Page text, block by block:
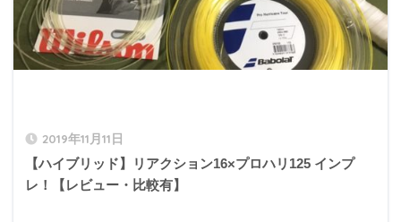
2019年11月11日
【ハイブリッド】リアクション16×プロハリ125 インプ
レ！【レビュー・比較有】